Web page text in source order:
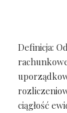
Definicja:
ciągłość